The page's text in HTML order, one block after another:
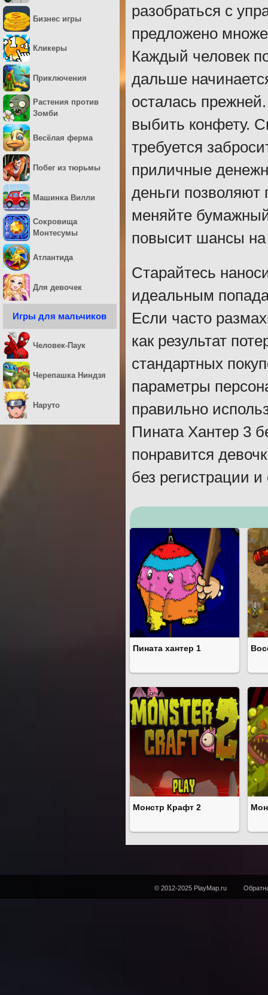
разобраться с
предложено
Каждый человек
дальше
осталась
выбить конфету.
требуется
приличные
деньги
меняйте
повысит шансы на
Старайтесь
идеальным
Если часто
как результат
стандартных
параметры
правильно
Пината Хантер 3
понравится
без регистрации
Пината хантер 1
Монстр Крафт 2
Бизнес игры
Кликеры
Приключения
Растения против
Зомби
Весёлая ферма
Побег из тюрьмы
Машинка Вилли
Сокровища
Монтесумы
Атлантида
Для девочек
Игры для мальчиков
Человек-Паук
Черепашка Ниндзя
Наруто
© 2012-2025 PlayMap.ru